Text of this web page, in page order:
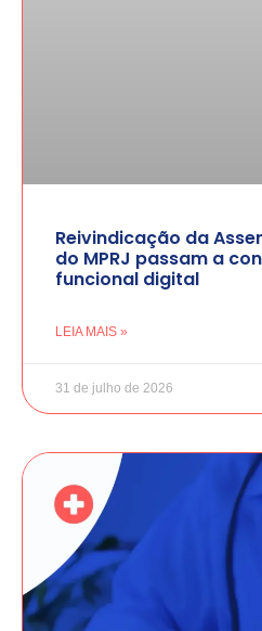
Reivindicação da
do MPRJ passam a
funcional digital
LEIA MAIS »
31 de julho de 2026